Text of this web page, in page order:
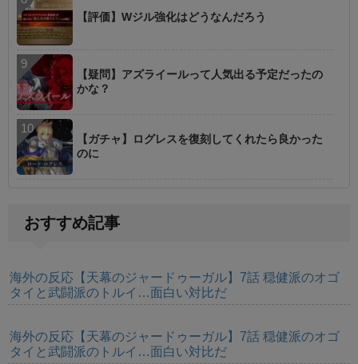
【評価】Wジル強化はどうなんだろう
【疑問】アズライールって人気出る予定だったの
かな？
【ガチャ】ログレスを復刻してくれたら良かった
のに
おすすめ記事
海外の反応【天幕のジャードゥーガル】7話 穏健派のオゴ
タイと武闘派のトルイ…面白い対比だ
海外の反応【天幕のジャードゥーガル】7話 穏健派のオゴ
タイと武闘派のトルイ…面白い対比だ